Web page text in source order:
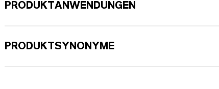
PRODUKTANWENDUNGEN
PRODUKTSYNONYME